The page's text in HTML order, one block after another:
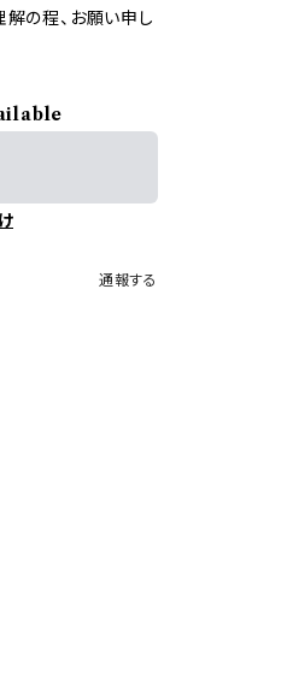
解の程、お願い申し
通報する